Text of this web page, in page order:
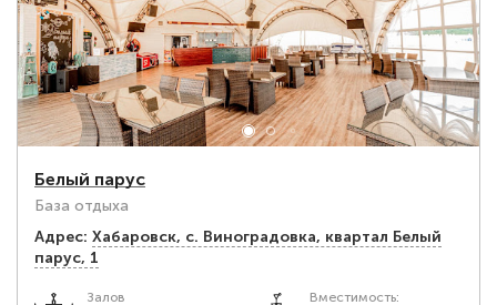
Белый парус
База отдыха
Адрес: Хабаровск, с. Виноградовка, квартал Белый
парус, 1
Залов Вместимость: